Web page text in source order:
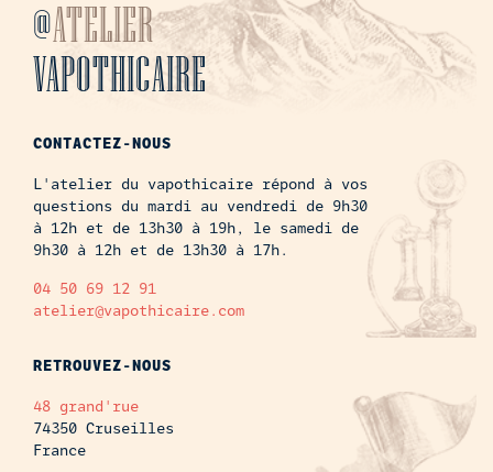
@ATELIER
VAPOTHICAIRE
CONTACTEZ-NOUS
L'atelier du vapothicaire répond à vos
questions du mardi au vendredi de 9h30
à 12h et de 13h30 à 19h, le samedi de
9h30 à 12h et de 13h30 à 17h.
04 50 69 12 91
atelier@vapothicaire.com
RETROUVEZ-NOUS
48 grand'rue
74350 Cruseilles
France